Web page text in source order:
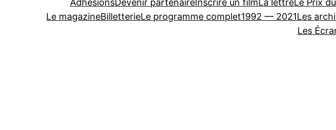
AdhésionsDevenir partenaire Inscrire un filmLa lettreLe Prix
Le magazineBilletterieLe programme complet1992 — 2021Les
Les